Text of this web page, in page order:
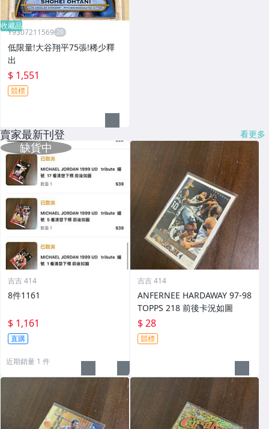
收藏品
Y9307211569
低限量!大谷翔平75張!稀少釋
出
$ 1,551
競標
賣家最新刊登 看更多
吉吉 414
8件1161
$ 1,161
直購
近期銷量 1 件
吉吉 414
ANFERNEE HARDAWAY 97-98
TOPPS 218 前後卡況如圖
$ 28
競標